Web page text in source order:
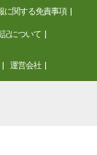
に関する免責事項
について
運営会社